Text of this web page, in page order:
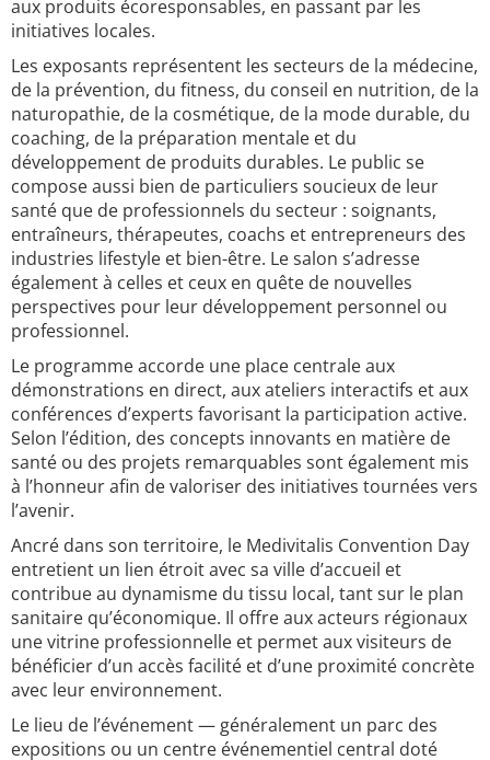
aux produits écoresponsables, en passant par les
initiatives locales.
Les exposants représentent les secteurs de la médecine,
de la prévention, du fitness, du conseil en nutrition, de la
naturopathie, de la cosmétique, de la mode durable, du
coaching, de la préparation mentale et du
développement de produits durables. Le public se
compose aussi bien de particuliers soucieux de leur
santé que de professionnels du secteur : soignants,
entraîneurs, thérapeutes, coachs et entrepreneurs des
industries lifestyle et bien-être. Le salon s’adresse
également à celles et ceux en quête de nouvelles
perspectives pour leur développement personnel ou
professionnel.
Le programme accorde une place centrale aux
démonstrations en direct, aux ateliers interactifs et aux
conférences d’experts favorisant la participation active.
Selon l’édition, des concepts innovants en matière de
santé ou des projets remarquables sont également mis
à l’honneur afin de valoriser des initiatives tournées vers
l’avenir.
Ancré dans son territoire, le Medivitalis Convention Day
entretient un lien étroit avec sa ville d’accueil et
contribue au dynamisme du tissu local, tant sur le plan
sanitaire qu’économique. Il offre aux acteurs régionaux
une vitrine professionnelle et permet aux visiteurs de
bénéficier d’un accès facilité et d’une proximité concrète
avec leur environnement.
Le lieu de l’événement — généralement un parc des
expositions ou un centre événementiel central doté